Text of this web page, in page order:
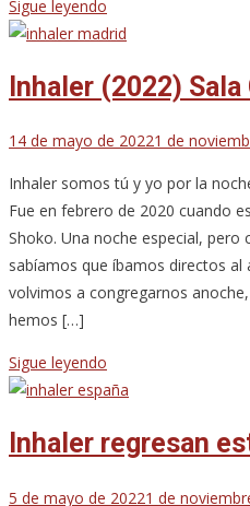
Sigue leyendo
Inhaler (2022)
14 de mayo de 20221 de
Inhaler somos tú y yo por la
Fue en febrero de 2020 cuando
Shoko. Una noche especial,
sabíamos que íbamos directos al
volvimos a congregarnos
hemos […]
Sigue leyendo
Inhaler regresan
5 de mayo de 20221 de